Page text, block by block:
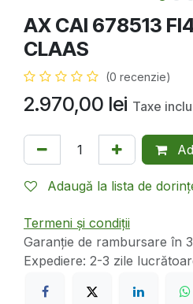
AX CAI 678513
CLAAS
(0 recenzie)
2.970,00 lei Taxe
Adaugă la lista de
Termeni și condiții
Garanție de rambursare în
Expediere: 2-3 zile